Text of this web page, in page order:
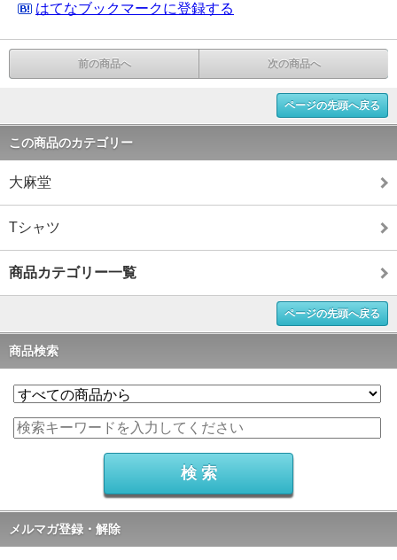
はてなブックマークに登録する
前の商品へ 次の商品へ
ページの先頭へ戻る
この商品のカテゴリー
大麻堂
Tシャツ
商品カテゴリー一覧
ページの先頭へ戻る
商品検索
メルマガ登録・解除